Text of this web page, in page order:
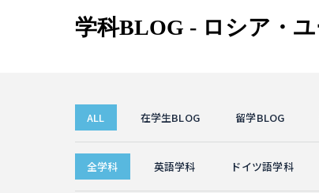
学科BLOG - ロシア・
ALL 在学生BLOG 留学BLOG
全学科 英語学科 ドイツ語学科